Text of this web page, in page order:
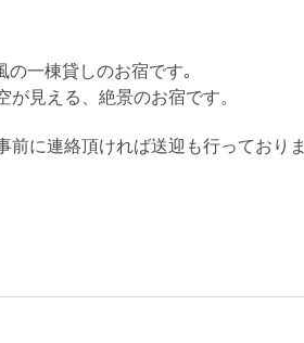
一棟貸しのお宿です｡
見える、絶景のお宿です。
に連絡頂ければ送迎も行っておりま